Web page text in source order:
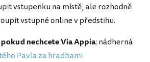
vstupenku na místě, ale rozhodně
vstupné online v předstihu.
nechcete Via Appia: nádherná
Pavla za hradbami